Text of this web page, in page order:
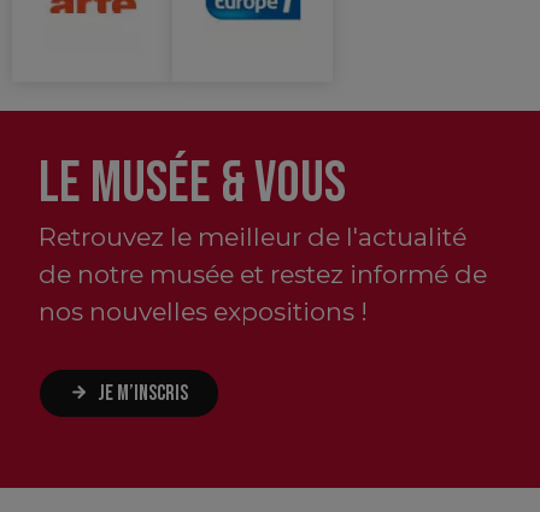
LE MUSÉE & VOUS
Retrouvez le meilleur de l'actualité
de notre musée et restez informé de
nos nouvelles expositions !
JE M’INSCRIS